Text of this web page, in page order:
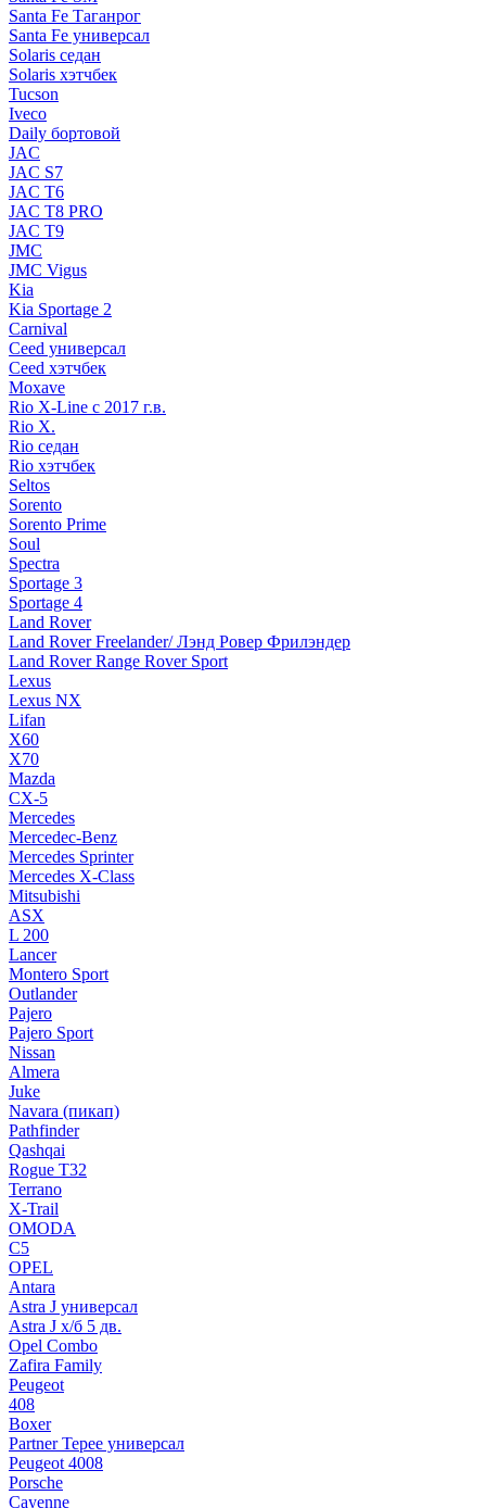
Santa Fe Таганрог
Santa Fe универсал
Solaris седан
Solaris хэтчбек
Tucson
Iveco
Daily бортовой
JAC
JAC S7
JAC T6
JAC T8 PRO
JAC T9
JMC
JMC Vigus
Kia
Kia Sportage 2
Carnival
Ceed универсал
Ceed хэтчбек
Moxave
Rio X-Line c 2017 г.в.
Rio X.
Rio седан
Rio хэтчбек
Seltos
Sorento
Sorento Prime
Soul
Spectra
Sportage 3
Sportage 4
Land Rover
Land Rover Freelander/ Лэнд Ровер Фрилэндер
Land Rover Range Rover Sport
Lexus
Lexus NX
Lifan
X60
X70
Mazda
CX-5
Mercedes
Mercedec-Benz
Mercedes Sprinter
Mercedes X-Class
Mitsubishi
ASX
L 200
Lancer
Montero Sport
Outlander
Pajero
Pajero Sport
Nissan
Almera
Juke
Navara (пикап)
Pathfinder
Qashqai
Rogue T32
Terrano
X-Trail
OMODA
C5
OPEL
Antara
Astra J универсал
Astra J х/б 5 дв.
Opel Combo
Zafira Family
Peugeot
408
Boxer
Partner Tepee универсал
Peugeot 4008
Porsche
Cayenne